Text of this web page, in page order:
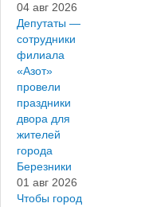
04 авг 2026
Депутаты —
сотрудники
филиала
«Азот»
провели
праздники
двора для
жителей
города
Березники
01 авг 2026
Чтобы город